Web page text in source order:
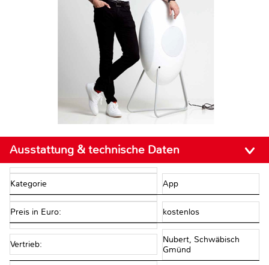
Ausstattung & technische Daten
Kategorie App
Preis in Euro: kostenlos
Vertrieb:
Nubert, Schwäbisch
Gmünd